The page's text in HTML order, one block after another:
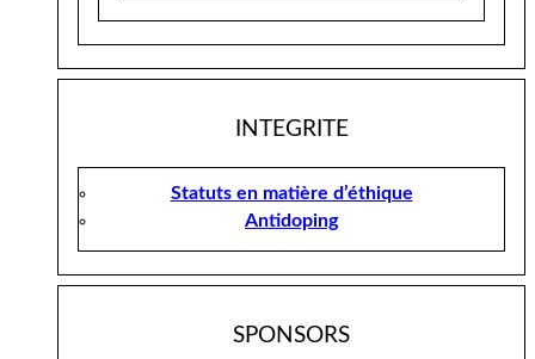
INTEGRITE
Statuts en matière d’éthique
Antidoping
SPONSORS